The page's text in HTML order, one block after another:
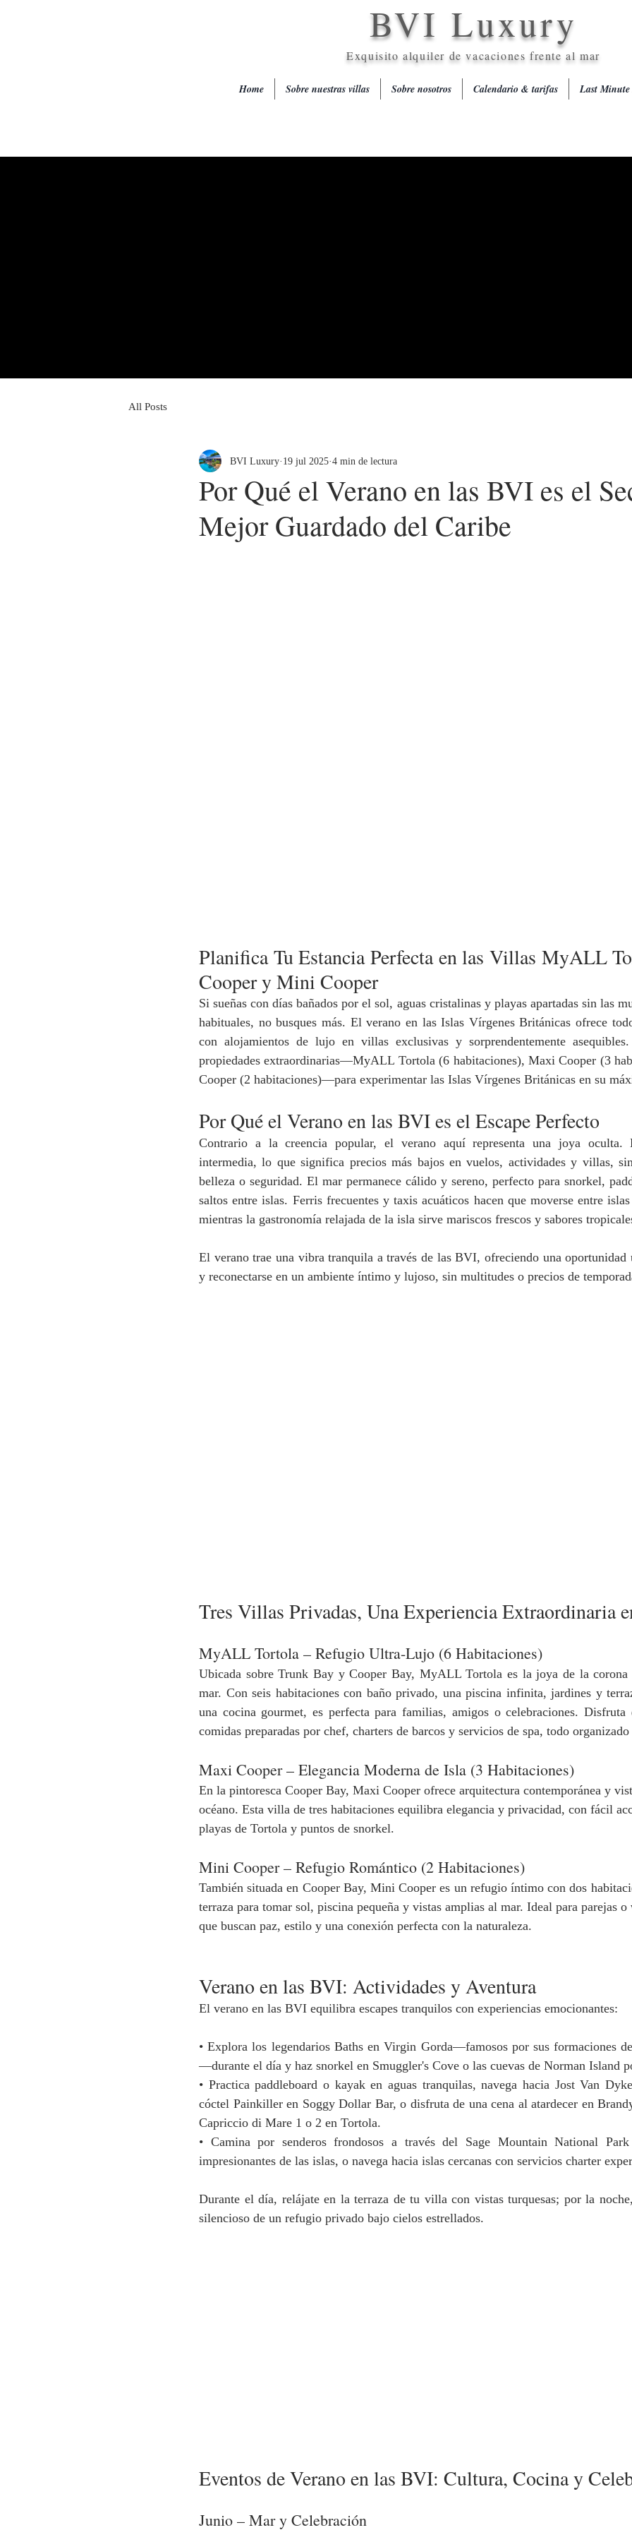
Home Sobre nuestras villas Sobre nosotros Calendario & tarifas Last Minute
BVI Luxury
Exquisito alquiler de vacaciones frente al mar
All Posts
Por Qué el Verano en las BVI es el
Mejor Guardado del Caribe
BVI Luxury 19 jul 2025 4 min de lectura
Planifica Tu Estancia Perfecta en las Villas MyALL
Cooper y Mini Cooper
Si sueñas con días bañados por el sol, aguas cristalinas y playas apartadas sin las
habituales, no busques más. El verano en las Islas Vírgenes Británicas ofrece
con alojamientos de lujo en villas exclusivas y sorprendentemente
propiedades extraordinarias—MyALL Tortola (6 habitaciones), Maxi Cooper (3
Cooper (2 habitaciones)—para experimentar las Islas Vírgenes Británicas en su
Por Qué el Verano en las BVI es el Escape Perfecto
Contrario a la creencia popular, el verano aquí representa una joya oculta.
intermedia, lo que significa precios más bajos en vuelos, actividades y villas,
belleza o seguridad. El mar permanece cálido y sereno, perfecto para snorkel,
saltos entre islas. Ferris frecuentes y taxis acuáticos hacen que moverse entre
mientras la gastronomía relajada de la isla sirve mariscos frescos y sabores
El verano trae una vibra tranquila a través de las BVI, ofreciendo una oportunidad
y reconectarse en un ambiente íntimo y lujoso, sin multitudes o precios de
Tres Villas Privadas, Una Experiencia Extraordinaria
MyALL Tortola – Refugio Ultra-Lujo (6 Habitaciones)
Ubicada sobre Trunk Bay y Cooper Bay, MyALL Tortola es la joya de la
mar. Con seis habitaciones con baño privado, una piscina infinita, jardines y
una cocina gourmet, es perfecta para familias, amigos o celebraciones. Disfruta
comidas preparadas por chef, charters de barcos y servicios de spa, todo
Maxi Cooper – Elegancia Moderna de Isla (3 Habitaciones)
En la pintoresca Cooper Bay, Maxi Cooper ofrece arquitectura contemporánea y
océano. Esta villa de tres habitaciones equilibra elegancia y privacidad, con fácil
playas de Tortola y puntos de snorkel.
Mini Cooper – Refugio Romántico (2 Habitaciones)
También situada en Cooper Bay, Mini Cooper es un refugio íntimo con dos
terraza para tomar sol, piscina pequeña y vistas amplias al mar. Ideal para parejas
que buscan paz, estilo y una conexión perfecta con la naturaleza.
Verano en las BVI: Actividades y Aventura
El verano en las BVI equilibra escapes tranquilos con experiencias emocionantes:
• Explora los legendarios Baths en Virgin Gorda—famosos por sus formaciones
—durante el día y haz snorkel en Smuggler's Cove o las cuevas de Norman Island
• Practica paddleboard o kayak en aguas tranquilas, navega hacia Jost Van
cóctel Painkiller en Soggy Dollar Bar, o disfruta de una cena al atardecer en
Capriccio di Mare 1 o 2 en Tortola.
• Camina por senderos frondosos a través del Sage Mountain National Park
impresionantes de las islas, o navega hacia islas cercanas con servicios charter
Durante el día, relájate en la terraza de tu villa con vistas turquesas; por la
silencioso de un refugio privado bajo cielos estrellados.
Eventos de Verano en las BVI: Cultura, Cocina y
Junio – Mar y Celebración